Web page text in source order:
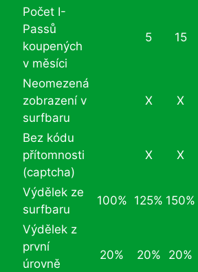
Počet I-
Passů
koupených
v měsíci
5 15
Neomezená
zobrazení v
surfbaru
X X
Bez kódu
přítomnosti
(captcha)
X X
Výdělek ze
surfbaru
100% 125% 150%
Výdělek z
první
úrovně
20% 20% 20%